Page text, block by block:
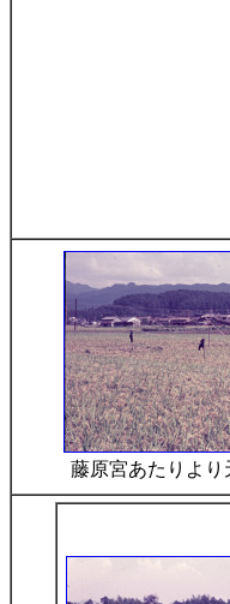
藤原宮あたりより